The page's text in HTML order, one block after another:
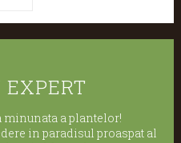
EXPERT
a plantelor!
in paradisul proaspat al